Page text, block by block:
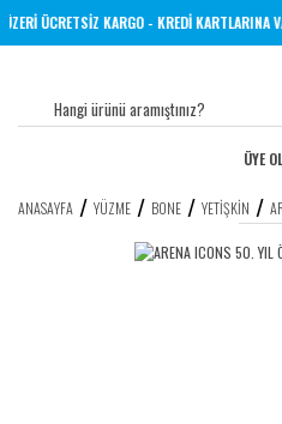
ÜZERİ ÜCRETSİZ KARGO - KREDİ
ÜYE OL
ANASAYFA YÜZME BONE YETIŞKIN